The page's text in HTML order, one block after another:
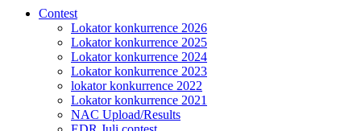
Contest
Lokator konkurrence 2026
Lokator konkurrence 2025
Lokator konkurrence 2024
Lokator konkurrence 2023
lokator konkurrence 2022
Lokator konkurrence 2021
NAC Upload/Results